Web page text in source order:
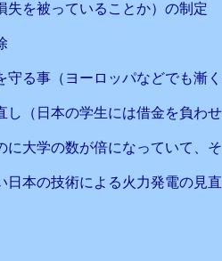
失を被っていることか）の制定
る事（ヨーロッパなどでも漸
（日本の学生には借金を負わ
大学の数が倍になっていて、
本の技術による火力発電の見直